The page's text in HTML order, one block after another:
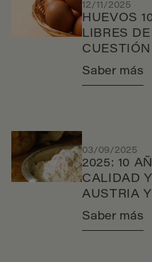
12/11/2025
HUEVOS
LIBRES
Saber más
03/09/2025
2025: 10
CALIDAD
AUSTRIA
Saber más